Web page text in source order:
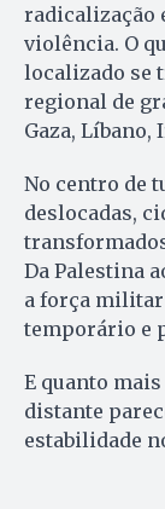
radicalização
violência. O
localizado se
regional de
Gaza, Líbano,
No centro de
deslocadas,
Da Palestina
a força
temporário e
E quanto
distante
estabilidade